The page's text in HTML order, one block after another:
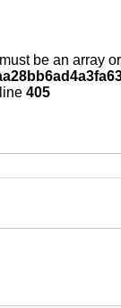
be an array
405